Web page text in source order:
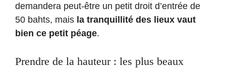
demandera peut-être un petit droit d’entrée de
50 bahts, mais la tranquillité des lieux vaut
bien ce petit péage.
Prendre de la hauteur : les plus beaux